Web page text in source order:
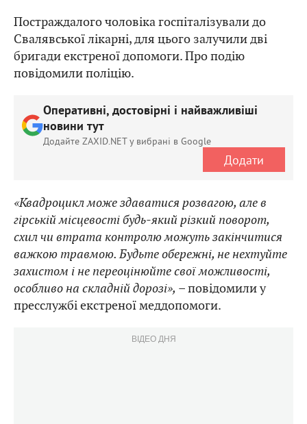
Постраждалого чоловіка госпіталізували до
Свалявської лікарні, для цього залучили дві
бригади екстреної допомоги. Про подію
повідомили поліцію.
Оперативні, достовірні і найважливіші
новини тут
Додайте ZAXID.NET у вибрані в Google
Додати
«Квадроцикл може здаватися розвагою, але в
гірській місцевості будь-який різкий поворот,
схил чи втрата контролю можуть закінчитися
важкою травмою. Будьте обережні, не нехтуйте
захистом і не переоцінюйте свої можливості,
особливо на складній дорозі», – повідомили у
пресслужбі екстреної меддопомоги.
ВІДЕО ДНЯ